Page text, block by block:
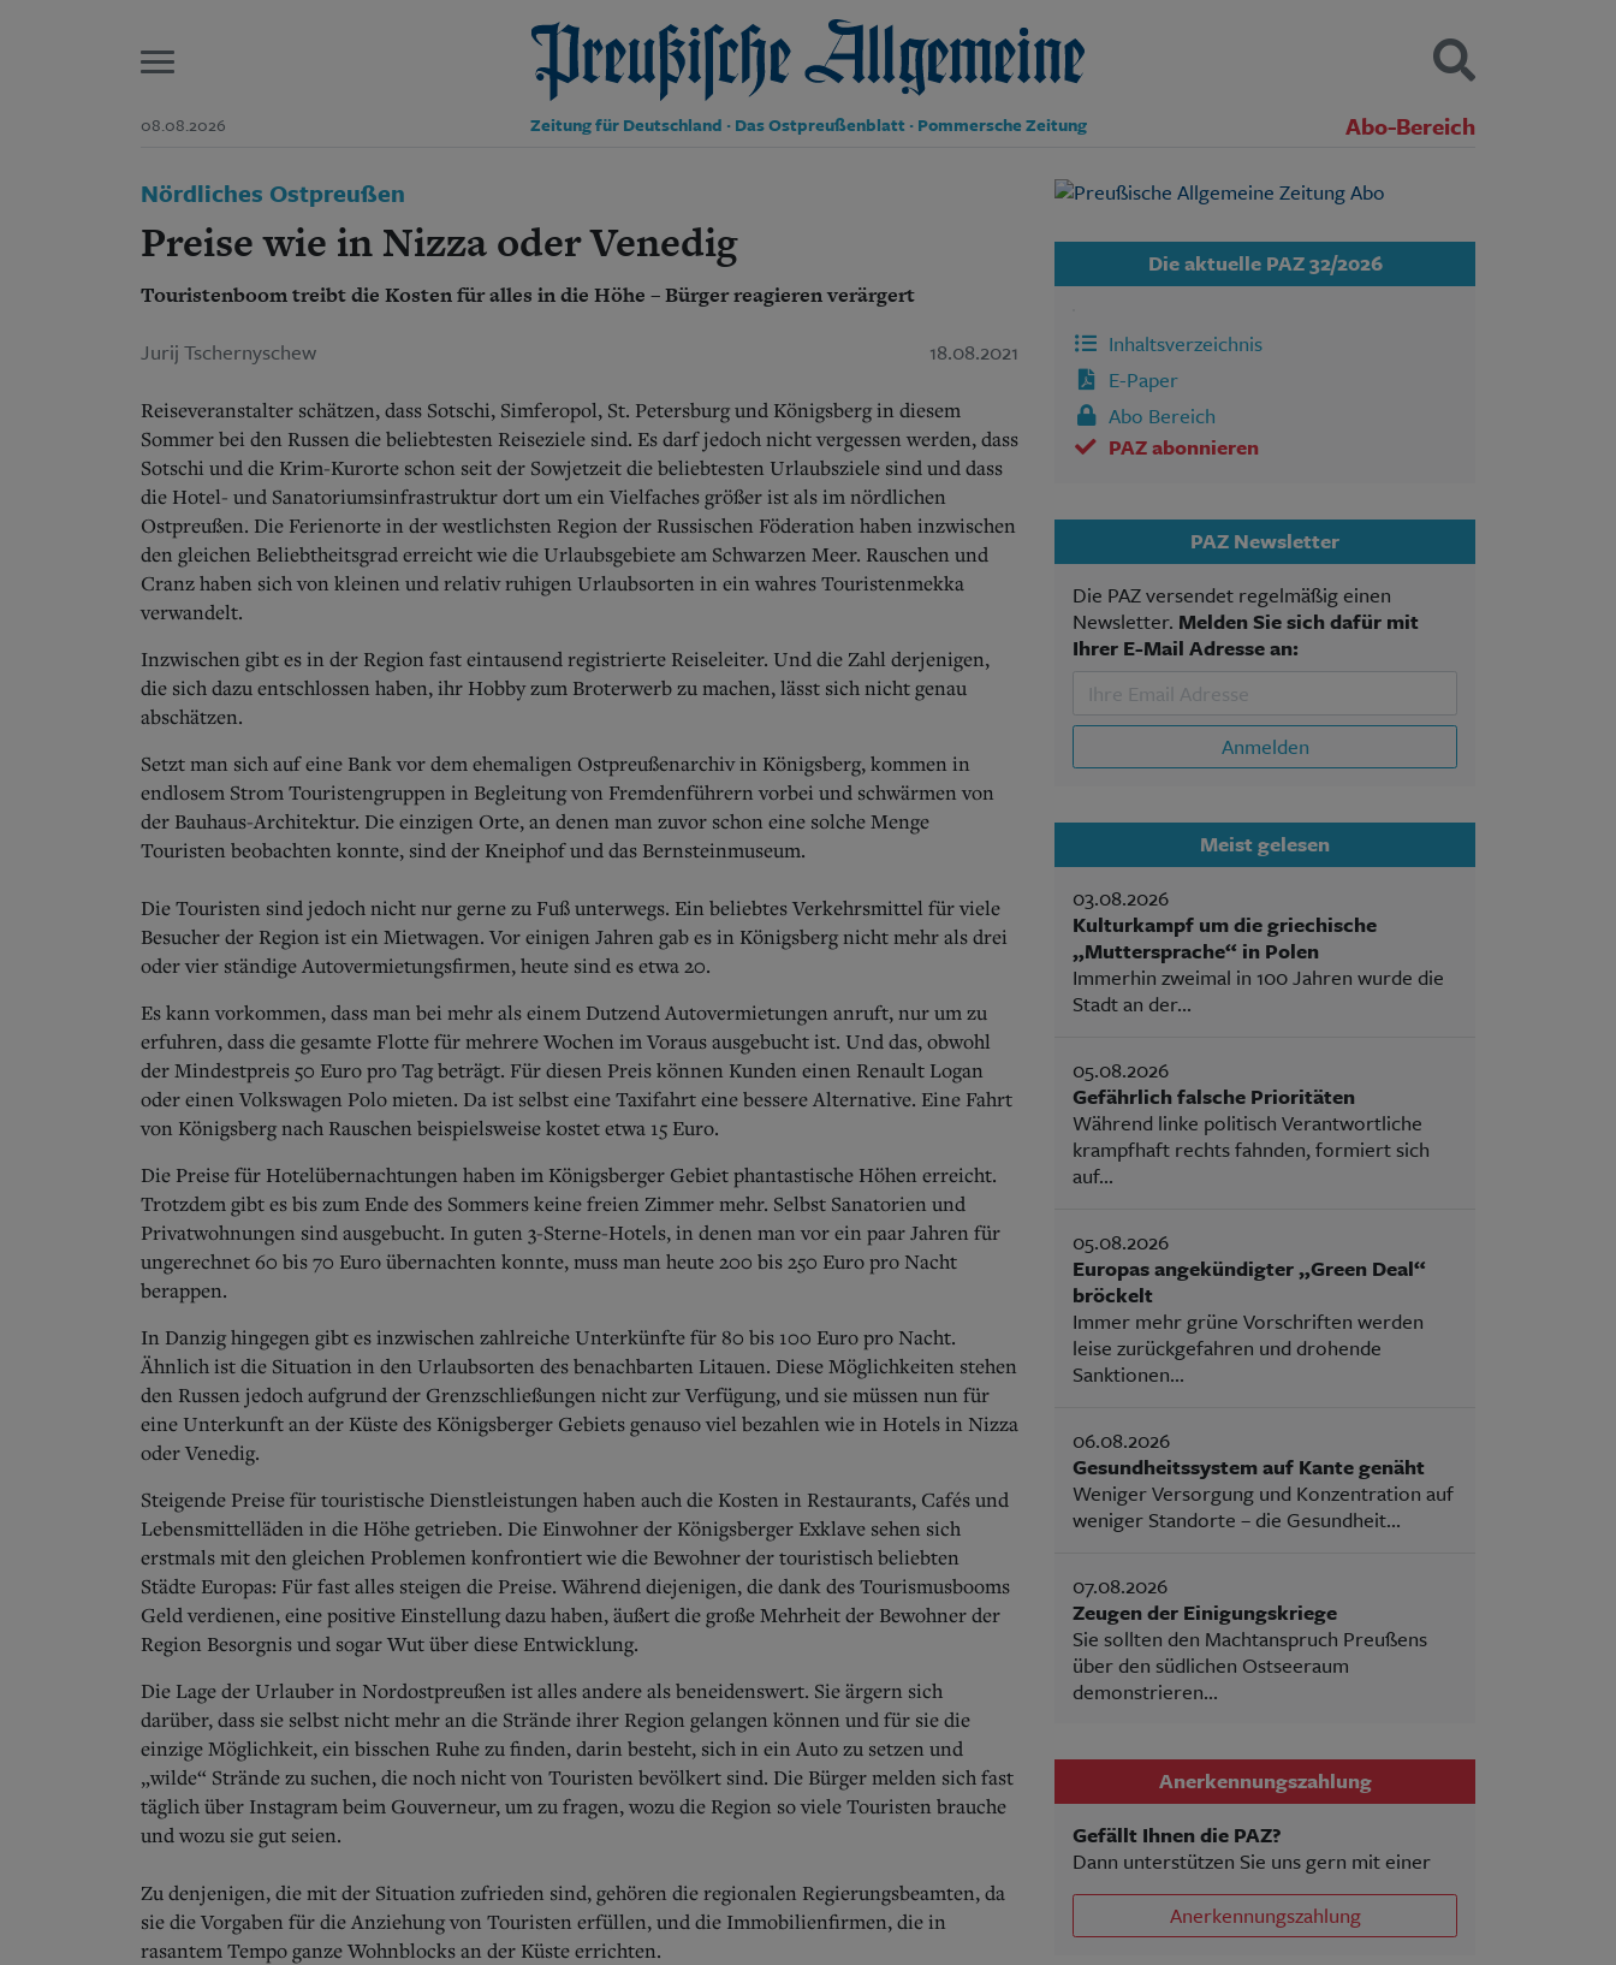
08.08.2026 Preußische Allgemeine Zeitung
Zeitung für Deutschland · Das Ostpreußenblatt · Pommersche Zeitung Abo-Bereich
Start
Aktuelle Ausgabe
Abonnent werden
Archiv
Mediadaten
Gesellschaft
Pommern
Berlin-Brandenburg
Schlesien
Danzig und Westpreußen
Bücher
Kontakt
Datenschutz
Suchen und finden
SUCHEN
Nördliches Ostpreußen
Preise wie in Nizza oder Venedig
Touristenboom treibt die Kosten für alles in die Höhe – Bürger reagieren verärgert
Jurij Tschernyschew 18.08.2021
Reiseveranstalter schätzen, dass Sotschi, Simferopol, St. Petersburg und Königsberg in diesem
Sommer bei den Russen die beliebtesten Reiseziele sind. Es darf jedoch nicht vergessen werden, dass
Sotschi und die Krim-Kurorte schon seit der Sowjetzeit die beliebtesten Urlaubsziele sind und dass
die Hotel- und Sanatoriumsinfrastruktur dort um ein Vielfaches größer ist als im nördlichen
Ostpreußen. Die Ferienorte in der westlichsten Region der Russischen Föderation haben inzwischen
den gleichen Beliebtheitsgrad erreicht wie die Urlaubsgebiete am Schwarzen Meer. Rauschen und
Cranz haben sich von kleinen und relativ ruhigen Urlaubsorten in ein wahres Touristenmekka
verwandelt.
Inzwischen gibt es in der Region fast eintausend registrierte Reiseleiter. Und die Zahl derjenigen,
die sich dazu entschlossen haben, ihr Hobby zum Broterwerb zu machen, lässt sich nicht genau
abschätzen.
Setzt man sich auf eine Bank vor dem ehemaligen Ostpreußenarchiv in Königsberg, kommen in
endlosem Strom Touristengruppen in Begleitung von Fremdenführern vorbei und schwärmen von
der Bauhaus-Architektur. Die einzigen Orte, an denen man zuvor schon eine solche Menge
Touristen beobachten konnte, sind der Kneiphof und das Bernsteinmuseum.
Die Touristen sind jedoch nicht nur gerne zu Fuß unterwegs. Ein beliebtes Verkehrsmittel für viele
Besucher der Region ist ein Mietwagen. Vor einigen Jahren gab es in Königsberg nicht mehr als drei
oder vier ständige Autovermietungsfirmen, heute sind es etwa 20.
Es kann vorkommen, dass man bei mehr als einem Dutzend Autovermietungen anruft, nur um zu
erfuhren, dass die gesamte Flotte für mehrere Wochen im Voraus ausgebucht ist. Und das, obwohl
der Mindestpreis 50 Euro pro Tag beträgt. Für diesen Preis können Kunden einen Renault Logan
oder einen Volkswagen Polo mieten. Da ist selbst eine Taxifahrt eine bessere Alternative. Eine Fahrt
von Königsberg nach Rauschen beispielsweise kostet etwa 15 Euro.
Die Preise für Hotelübernachtungen haben im Königsberger Gebiet phantastische Höhen erreicht.
Trotzdem gibt es bis zum Ende des Sommers keine freien Zimmer mehr. Selbst Sanatorien und
Privatwohnungen sind ausgebucht. In guten 3-Sterne-Hotels, in denen man vor ein paar Jahren für
ungerechnet 60 bis 70 Euro übernachten konnte, muss man heute 200 bis 250 Euro pro Nacht
berappen.
In Danzig hingegen gibt es inzwischen zahlreiche Unterkünfte für 80 bis 100 Euro pro Nacht.
Ähnlich ist die Situation in den Urlaubsorten des benachbarten Litauen. Diese Möglichkeiten stehen
den Russen jedoch aufgrund der Grenzschließungen nicht zur Verfügung, und sie müssen nun für
eine Unterkunft an der Küste des Königsberger Gebiets genauso viel bezahlen wie in Hotels in Nizza
oder Venedig.
Steigende Preise für touristische Dienstleistungen haben auch die Kosten in Restaurants, Cafés und
Lebensmittelläden in die Höhe getrieben. Die Einwohner der Königsberger Exklave sehen sich
erstmals mit den gleichen Problemen konfrontiert wie die Bewohner der touristisch beliebten
Städte Europas: Für fast alles steigen die Preise. Während diejenigen, die dank des Tourismusbooms
Geld verdienen, eine positive Einstellung dazu haben, äußert die große Mehrheit der Bewohner der
Region Besorgnis und sogar Wut über diese Entwicklung.
Die Lage der Urlauber in Nordostpreußen ist alles andere als beneidenswert. Sie ärgern sich
darüber, dass sie selbst nicht mehr an die Strände ihrer Region gelangen können und für sie die
einzige Möglichkeit, ein bisschen Ruhe zu finden, darin besteht, sich in ein Auto zu setzen und
„wilde“ Strände zu suchen, die noch nicht von Touristen bevölkert sind. Die Bürger melden sich fast
täglich über Instagram beim Gouverneur, um zu fragen, wozu die Region so viele Touristen brauche
und wozu sie gut seien.
Zu denjenigen, die mit der Situation zufrieden sind, gehören die regionalen Regierungsbeamten, da
sie die Vorgaben für die Anziehung von Touristen erfüllen, und die Immobilienfirmen, die in
rasantem Tempo ganze Wohnblocks an der Küste errichten.
Die aktuelle PAZ 32/2026
Inhaltsverzeichnis
E-Paper
Abo Bereich
PAZ abonnieren
PAZ Newsletter
Die PAZ versendet regelmäßig einen
Newsletter. Melden Sie sich dafür mit
Ihrer E-Mail Adresse an:
Anmelden
Meist gelesen
03.08.2026
Kulturkampf um die griechische
„Muttersprache“ in Polen
Immerhin zweimal in 100 Jahren wurde die
Stadt an der...
05.08.2026
Gefährlich falsche Prioritäten
Während linke politisch Verantwortliche
krampfhaft rechts fahnden, formiert sich
auf...
05.08.2026
Europas angekündigter „Green Deal“
bröckelt
Immer mehr grüne Vorschriften werden
leise zurückgefahren und drohende
Sanktionen...
06.08.2026
Gesundheitssystem auf Kante genäht
Weniger Versorgung und Konzentration auf
weniger Standorte – die Gesundheit...
07.08.2026
Zeugen der Einigungskriege
Sie sollten den Machtanspruch Preußens
über den südlichen Ostseeraum
demonstrieren...
Anerkennungszahlung
Gefällt Ihnen die PAZ?
Dann unterstützen Sie uns gern mit einer
Anerkennungszahlung